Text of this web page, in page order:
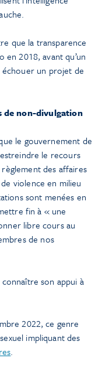
que la transparence
2018, avant qu’un
échouer un projet de
de non-divulgation
le gouvernement de
le recours
des affaires
violence en milieu
sont menées en
fin à « une
libre cours au
de nos
connaître son appui à
2022, ce genre
impliquant des
.